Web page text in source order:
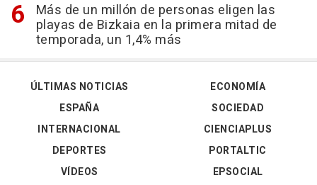
Más de un millón de personas eligen las
playas de Bizkaia en la primera mitad de
temporada, un 1,4% más
ÚLTIMAS NOTICIAS
ESPAÑA
INTERNACIONAL
DEPORTES
VÍDEOS
ECONOMÍA
SOCIEDAD
CIENCIAPLUS
PORTALTIC
EPSOCIAL